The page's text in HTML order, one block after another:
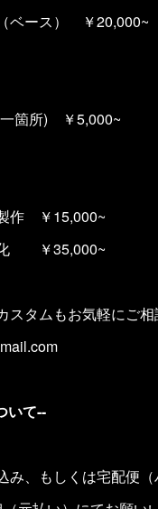
￥20,000~
一箇所) ￥5,000~
作 ￥15,000~
化 ￥35,000~
スタムもお気軽にご相
いて--
み、もしくは宅配便